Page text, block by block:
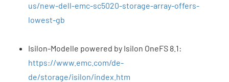
us/new-dell-emc-sc5020-storage-array-offers-
lowest-gb
Isilon-Modelle powered by Isilon OneFS 8.1:
https://www.emc.com/de-
de/storage/isilon/index.htm